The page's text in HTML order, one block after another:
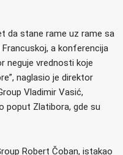
da stane rame uz rame sa
a konferencija
neguje vrednosti koje
naglasio je direktor
Vladimir Vasić,
poput Zlatibora, gde su
Robert Čoban, istakao